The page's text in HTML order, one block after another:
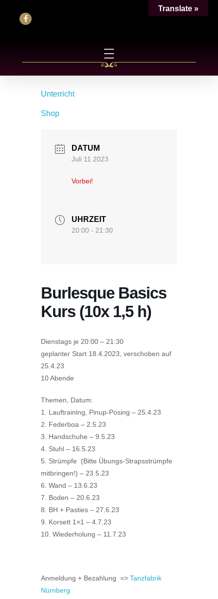
Unterricht
Shop
DATUM
Juli 11 2023
Vorbei!
UHRZEIT
20:00 - 21:30
Burlesque Basics
Kurs (10x 1,5 h)
Dienstags je 20:00 – 21:30
geplanter Start 18.4.2023, verschoben auf
25.4.23
10 Abende
Themen, Datum:
1. Lauftraining, Pinup-Posing – 25.4.23
2. Federboa – 2.5.23
3. Handschuhe – 9.5.23
4. Stuhl – 16.5.23
5. Strümpfe (Bitte Übungs-Strapsstrümpfe
mitbringen!) – 23.5.23
6. Wand – 13.6.23
7. Boden – 20.6.23
8. BH + Pasties – 27.6.23
9. Korsett 1×1 – 4.7.23
10. Wiederholung – 11.7.23
Anmeldung + Bezahlung => Tanzfabrik
Nürnberg
Translate »